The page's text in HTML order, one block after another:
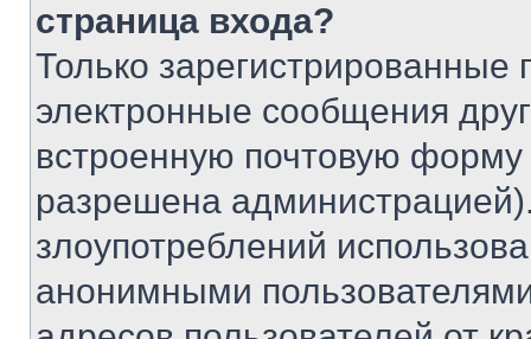
страница входа?
Только зарегистрированные
электронные сообщения
встроенную почтовую
разрешена
злоупотреблений
анонимными